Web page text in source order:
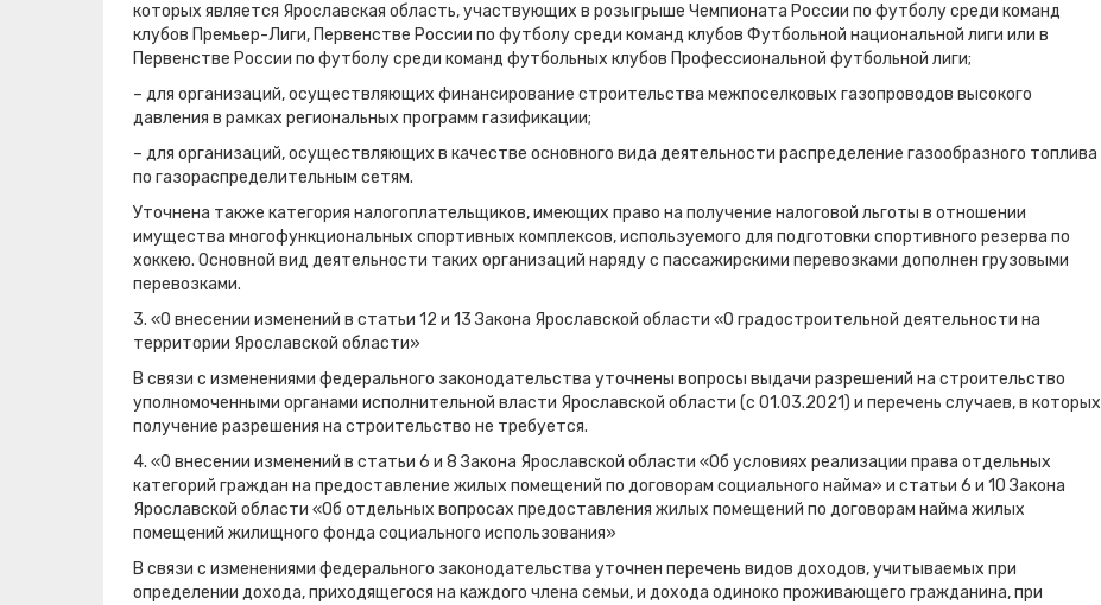
которых является Ярославская область, участвующих в розыгрыше Чемпионата России по футболу среди команд
клубов Премьер-Лиги, Первенстве России по футболу среди команд клубов Футбольной национальной лиги или в
Первенстве России по футболу среди команд футбольных клубов Профессиональной футбольной лиги;
– для организаций, осуществляющих финансирование строительства межпоселковых газопроводов высокого
давления в рамках региональных программ газификации;
– для организаций, осуществляющих в качестве основного вида деятельности распределение газообразного топлива
по газораспределительным сетям.
Уточнена также категория налогоплательщиков, имеющих право на получение налоговой льготы в отношении
имущества многофункциональных спортивных комплексов, используемого для подготовки спортивного резерва по
хоккею. Основной вид деятельности таких организаций наряду с пассажирскими перевозками дополнен грузовыми
перевозками.
3. «О внесении изменений в статьи 12 и 13 Закона Ярославской области «О градостроительной деятельности на
территории Ярославской области»
В связи с изменениями федерального законодательства уточнены вопросы выдачи разрешений на строительство
уполномоченными органами исполнительной власти Ярославской области (с 01.03.2021) и перечень случаев, в которых
получение разрешения на строительство не требуется.
4. «О внесении изменений в статьи 6 и 8 Закона Ярославской области «Об условиях реализации права отдельных
категорий граждан на предоставление жилых помещений по договорам социального найма» и статьи 6 и 10 Закона
Ярославской области «Об отдельных вопросах предоставления жилых помещений по договорам найма жилых
помещений жилищного фонда социального использования»
В связи с изменениями федерального законодательства уточнен перечень видов доходов, учитываемых при
определении дохода, приходящегося на каждого члена семьи, и дохода одиноко проживающего гражданина, при